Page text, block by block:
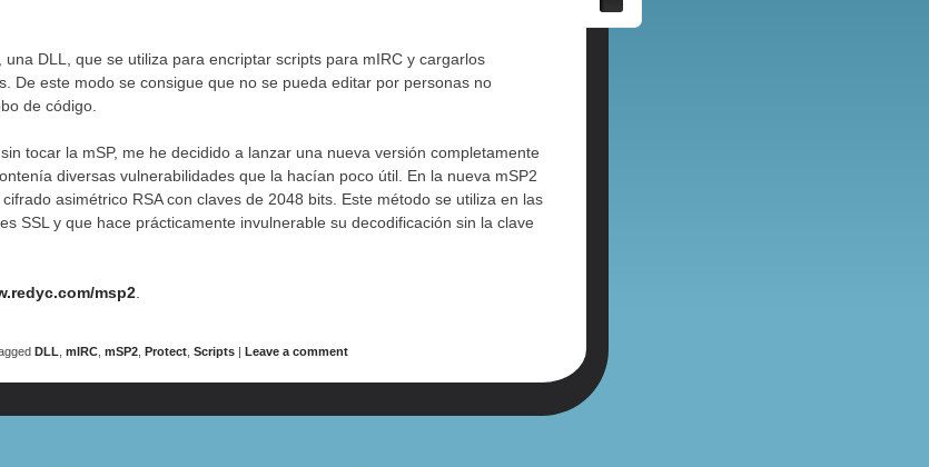
una DLL, que se utiliza para encriptar scripts para mIRC y cargarlos
De este modo se consigue que no se pueda editar por personas no
de código.
tocar la mSP, me he decidido a lanzar una nueva versión completamente
diversas vulnerabilidades que la hacían poco útil. En la nueva mSP2
asimétrico RSA con claves de 2048 bits. Este método se utiliza en las
SSL y que hace prácticamente invulnerable su decodificación sin la clave
msp2.
DLL ,mIRC ,mSP2 ,Protect ,Scripts |Leave a comment